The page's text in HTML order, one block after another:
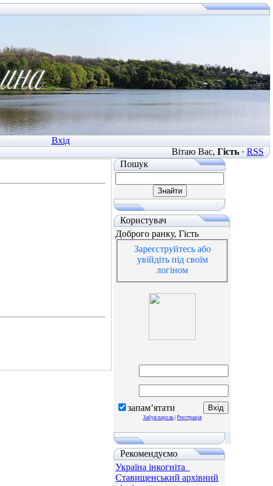
Вхід
Вітаю Вас, Гість· RSS
Пошук
Користувач
Доброго ранку, Гість
Зареєструйтесь або
увійдіть під своїм
логіном
запам’ятати
Забув пароль Реєстрація
Рекомендуємо
Україна інкогніта_
Ставищенський архівний